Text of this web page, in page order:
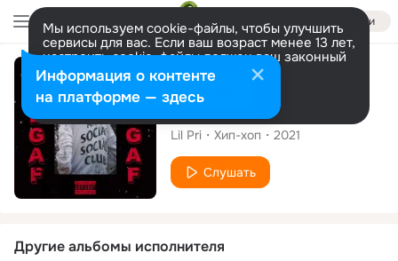
Войти
Мы используем cookie-файлы, чтобы улучшить
сервисы для вас. Если ваш возраст менее 13 лет,
настроить cookie-файлы должен ваш законный
представитель. Больше информации
Разрешить все Настроить
Сингл
Tak Peduli
Lil Pri Хип-хоп 2021
Слушать
Другие альбомы исполнителя
Информация о контенте
на платформе — здесь